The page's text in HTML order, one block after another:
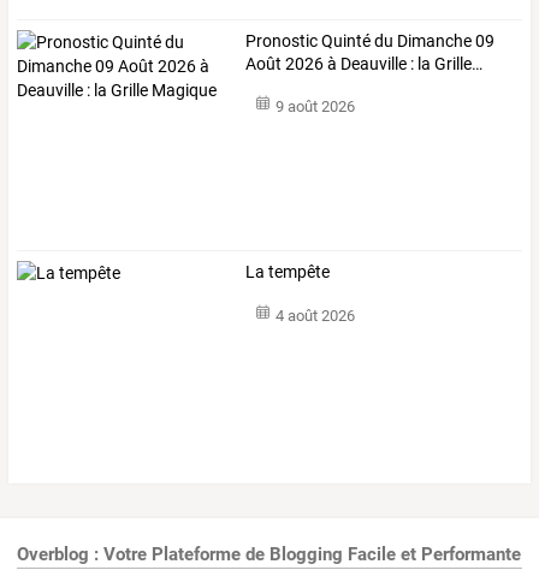
PronosticQuintédu Dimanche09
Août 2026à Deauville : la Grille…
9 août 2026
La tempête
4 août 2026
Overblog : Votre Plateforme de Blogging Facile et Performante